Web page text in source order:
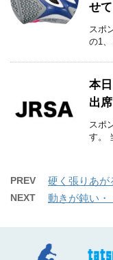
せ
スポ
の1
本
出
スポ
す。
PREV 硬く張りあが
NEXT 動きが鈍い・